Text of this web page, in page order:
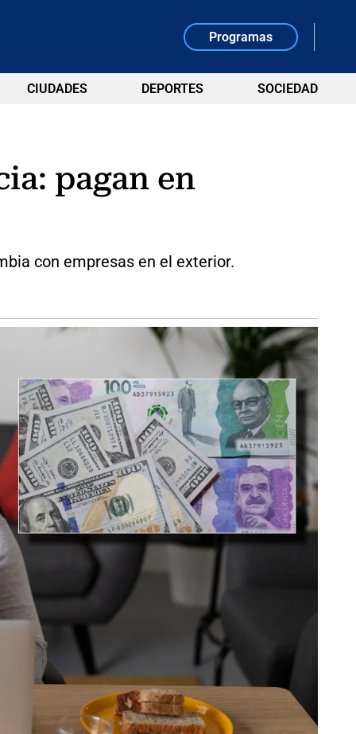
Programas
CIUDADES DEPORTES SOCIEDAD
pagan en
con empresas en el exterior.